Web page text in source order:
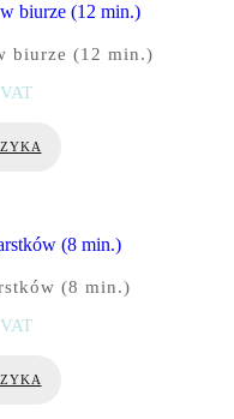
biurze (12 min.)
(8 min.)